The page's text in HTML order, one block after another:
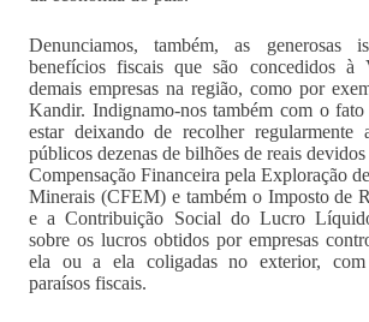
Denunciamos, também, as generosas
benefícios fiscais que são concedidos à
demais empresas na região, como por
Kandir. Indignamo-nos também com o
estar deixando de recolher regularmente
públicos dezenas de bilhões de reais
Compensação Financeira pela Exploração
Minerais (CFEM) e também o Imposto de
e a Contribuição Social do Lucro
sobre os lucros obtidos por empresas
ela ou a ela coligadas no exterior,
paraísos fiscais.